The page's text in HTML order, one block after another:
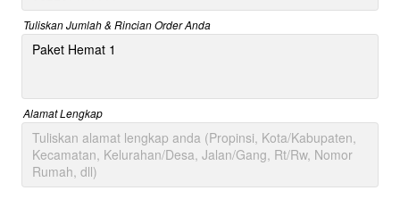
Tuliskan Jumlah & Rincian Order Anda
Alamat Lengkap